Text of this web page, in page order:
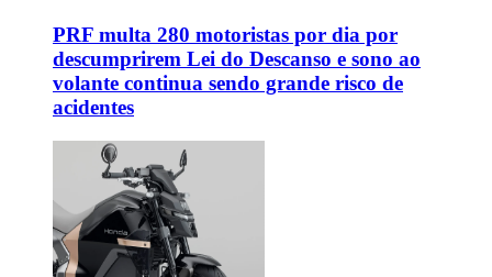
PRF multa 280 motoristas por dia por
descumprirem Lei do Descanso e sono ao
volante continua sendo grande risco de
acidentes